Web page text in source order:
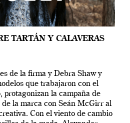
TARTÁN Y CALAVERAS
de la firma y Debra Shaw y
que trabajaron con el
protagonizan la campaña de
de la marca con Seán McGirr al
Con el viento de cambio